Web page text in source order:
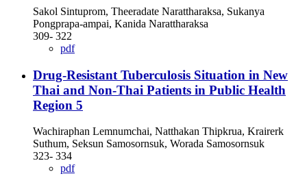
Sakol Sintuprom, Theeradate Narattharaksa, Sukanya
Pongprapa-ampai, Kanida Narattharaksa
309- 322
pdf
Drug-Resistant Tuberculosis Situation in New
Thai and Non-Thai Patients in Public Health
Region 5
Wachiraphan Lemnumchai, Natthakan Thipkrua, Krairerk
Suthum, Seksun Samosornsuk, Worada Samosornsuk
323- 334
pdf